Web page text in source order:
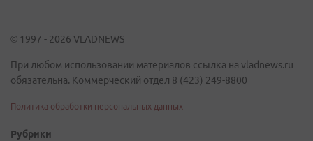
© 1997 - 2026 VLADNEWS
При любом использовании материалов ссылка на vladnews.ru
обязательна. Коммерческий отдел 8 (423) 249-8800
Политика обработки персональных данных
Рубрики